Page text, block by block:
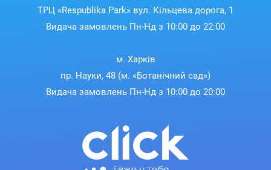
ТРЦ «Respublika Park» вул. Кільцева дорога, 1
Видача замовлень Пн-Нд з 10:00 до 22:00
м. Харків
пр. Науки, 48 (м. «Ботанічний сад»)
Видача замовлень Пн-Нд з 10:00 до 20:00